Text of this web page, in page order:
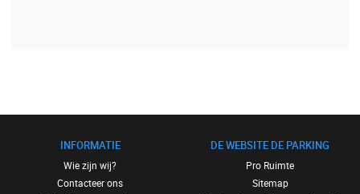
INFORMATIE
Wie zijn wij?
Contacteer ons
DE WEBSITE DE PARKING
Pro Ruimte
Sitemap